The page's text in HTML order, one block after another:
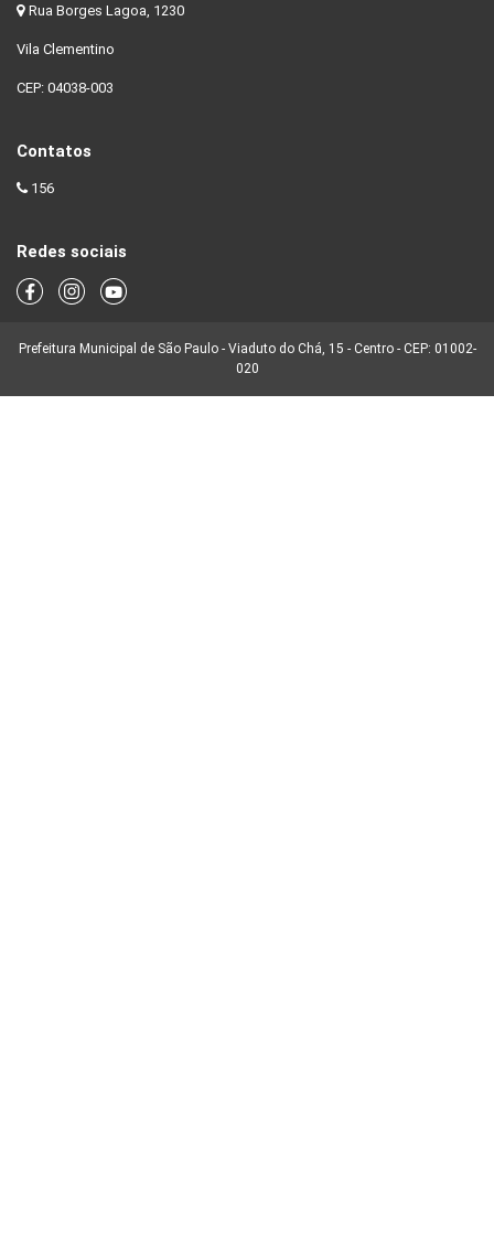
Rua Borges Lagoa, 1230
Vila Clementino
CEP: 04038-003
Contatos
156
Redes sociais
Prefeitura Municipal de São Paulo - Viaduto do Chá, 15 - Centro - CEP: 01002-
020